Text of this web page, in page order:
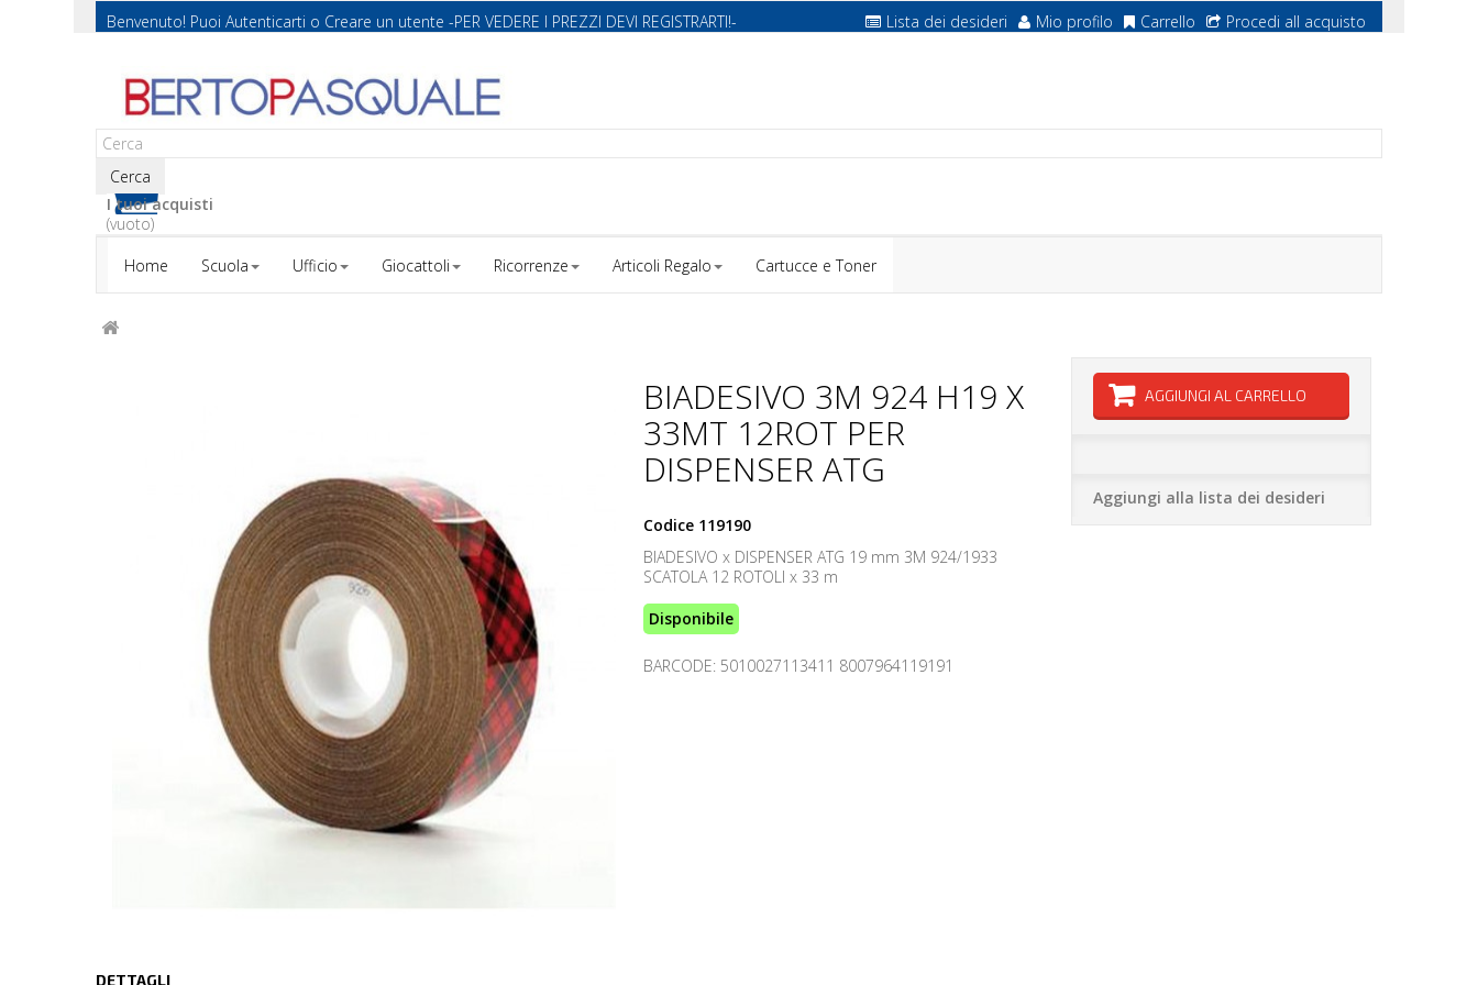
Benvenuto! Puoi Autenticarti o Creare un utente -PER VEDERE I PREZZI DEVI REGISTRARTI!- Lista dei desideri Mio profilo Carrello Procedi all acquisto
Cerca
I tuoi acquisti
(vuoto)
Home
Scuola Ufficio Giocattoli Ricorrenze Articoli Regalo Cartucce e Toner
BIADESIVO 3M 924 H19 X
33MT 12ROT PER
DISPENSER ATG
Codice 119190
BIADESIVO x DISPENSER ATG 19 mm 3M 924/1933
SCATOLA 12 ROTOLI x 33 m
Disponibile
BARCODE: 5010027113411 8007964119191
AGGIUNGI AL CARRELLO
Aggiungi alla lista dei desideri
DETTAGLI